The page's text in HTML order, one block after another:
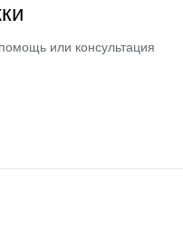
или консультация